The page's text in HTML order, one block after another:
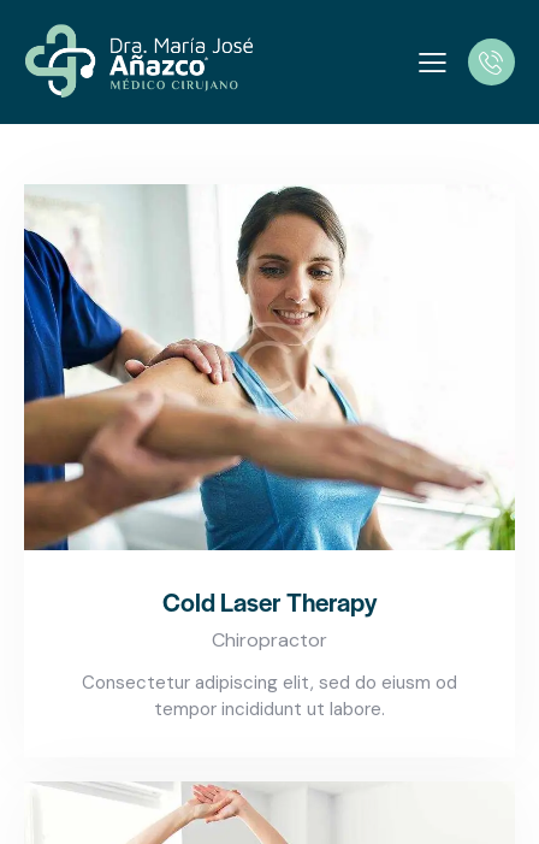
Cold Laser Therapy
Chiropractor
Consectetur adipiscing elit, sed do eiusm od
tempor incididunt ut labore.